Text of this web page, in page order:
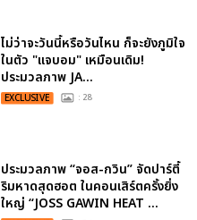
ไม่ว่าจะวันนี้หรือวันไหน ก็จะยังภูมิใจ
ในตัว "แจบอม" เหมือนเดิม!
ประมวลภาพ JA...
EXCLUSIVE : 28
ประมวลภาพ “จอส-กวิน” จัดปาร์ตี้
ริมหาดสุดฮอต ในคอนเสิร์ตครั้งยิ่ง
ใหญ่ “JOSS GAWIN HEAT ...